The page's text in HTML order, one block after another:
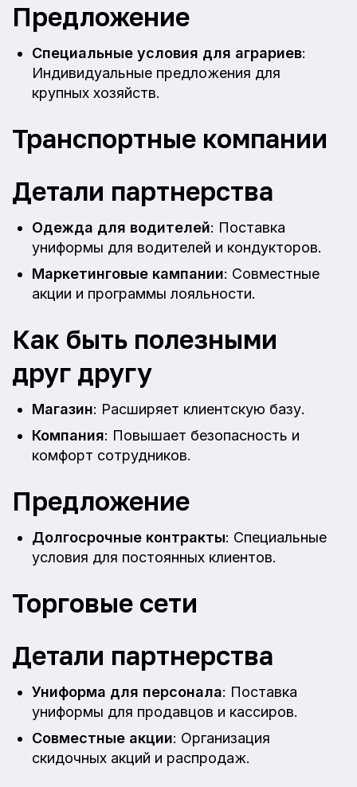
Предложение
Специальные условия для аграриев:
Индивидуальные предложения для
крупных хозяйств.
Транспортные компании
Детали партнерства
Одежда для водителей: Поставка
униформы для водителей и кондукторов.
Маркетинговые кампании: Совместные
акции и программы лояльности.
Как быть полезными
друг другу
Магазин: Расширяет клиентскую базу.
Компания: Повышает безопасность и
комфорт сотрудников.
Предложение
Долгосрочные контракты: Специальные
условия для постоянных клиентов.
Торговые сети
Детали партнерства
Униформа для персонала: Поставка
униформы для продавцов и кассиров.
Совместные акции: Организация
скидочных акций и распродаж.